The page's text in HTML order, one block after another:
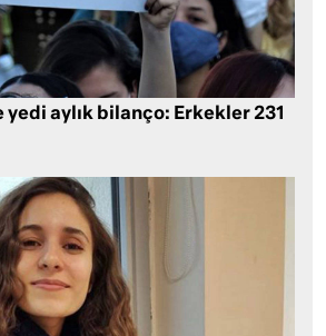
yedi aylık bilanço: Erkekler 231